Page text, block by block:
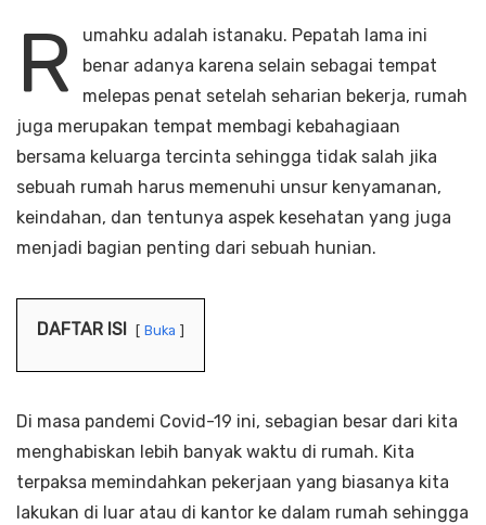
R
umahku adalah istanaku. Pepatah lama ini
benar adanya karena selain sebagai tempat
melepas penat setelah seharian bekerja, rumah
juga merupakan tempat membagi kebahagiaan
bersama keluarga tercinta sehingga tidak salah jika
sebuah rumah harus memenuhi unsur kenyamanan,
keindahan, dan tentunya aspek kesehatan yang juga
menjadi bagian penting dari sebuah hunian.
DAFTAR ISI Buka
Di masa pandemi Covid-19 ini, sebagian besar dari kita
menghabiskan lebih banyak waktu di rumah. Kita
terpaksa memindahkan pekerjaan yang biasanya kita
lakukan di luar atau di kantor ke dalam rumah sehingga